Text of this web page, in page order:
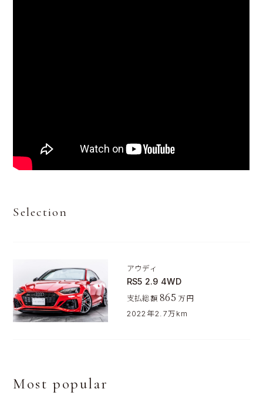
Selection
アウディ
RS5 2.9 4WD
支払総額865 万円
2022年2.7万km
Most popular